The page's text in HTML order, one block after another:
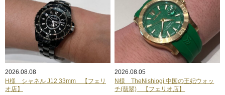
2026.08.08
H様 シャネル J12 33mm 【フェリ
オ店】
2026.08.05
N様 TheNishiogi 中国の王妃ウォッ
チ(翡翠) 【フェリオ店】